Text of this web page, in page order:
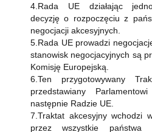
4.Rada UE działając
decyzję o rozpoczęciu z
negocjacji akcesyjnych.
5.Rada UE prowadzi
stanowisk negocjacyjnych są
Komisję Europejską.
6.Ten przygotowywany
przedstawiany
następnie Radzie UE.
7.Traktat akcesyjny wchodzi
przez wszystkie państwa